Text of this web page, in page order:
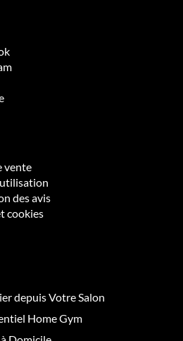
vente
des avis
cookies
depuis Votre Salon
Home Gym